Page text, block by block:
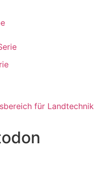
für Landtechnik